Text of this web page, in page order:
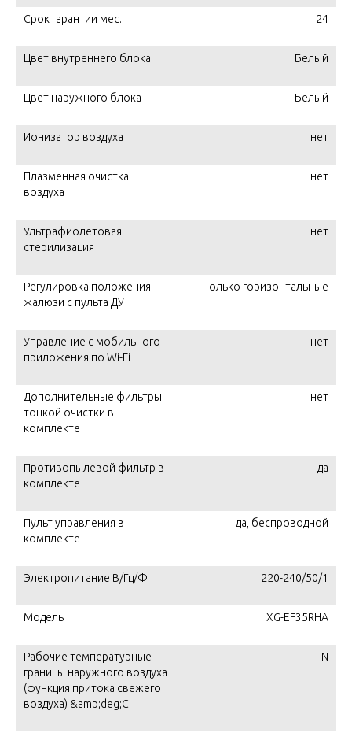
Срок гарантии мес. 24
Цвет внутреннего блока Белый
Цвет наружного блока Белый
Ионизатор воздуха нет
Плазменная очистка
воздуха
нет
Ультрафиолетовая
стерилизация
нет
Регулировка положения
жалюзи с пульта ДУ
Только горизонтальные
Управление c мобильного
приложения по Wi-Fi
нет
Дополнительные фильтры
тонкой очистки в
комплекте
нет
Противопылевой фильтр в
комплекте
да
Пульт управления в
комплекте
да, беспроводной
Электропитание В/Гц/Ф 220-240/50/1
Модель XG-EF35RHA
Рабочие температурные
границы наружного воздуха
(функция притока свежего
воздуха) &amp;deg;C
N